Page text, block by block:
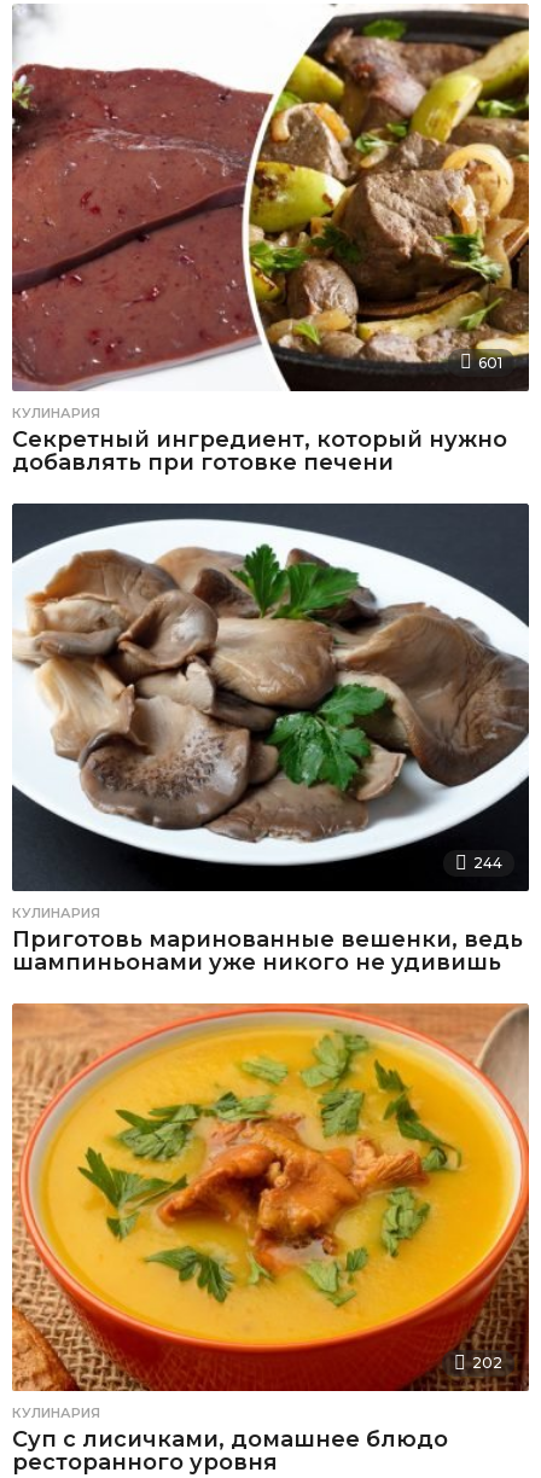
601
КУЛИНАРИЯ
Секретный ингредиент, который нужно
добавлять при готовке печени
244
КУЛИНАРИЯ
Приготовь маринованные вешенки, ведь
шампиньонами уже никого не удивишь
202
КУЛИНАРИЯ
Суп с лисичками, домашнее блюдо
ресторанного уровня